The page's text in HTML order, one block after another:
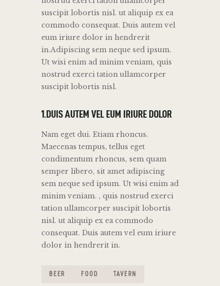
suscipit lobortis nisl. ut aliquip ex ea
commodo consequat. Duis autem vel
eum iriure dolor in hendrerit
in.Adipiscing sem neque sed ipsum.
Ut wisi enim ad minim veniam, quis
nostrud exerci tation ullamcorper
suscipit lobortis nisl.
1.DUIS AUTEM VEL EUM IRIURE DOLOR
Nam eget dui. Etiam rhoncus.
Maecenas tempus, tellus eget
condimentum rhoncus, sem quam
semper libero, sit amet adipiscing
sem neque sed ipsum. Ut wisi enim ad
minim veniam. , quis nostrud exerci
tation ullamcorper suscipit lobortis
nisl. ut aliquip ex ea commodo
consequat. Duis autem vel eum iriure
dolor in hendrerit in.
BEER FOOD TAVERN